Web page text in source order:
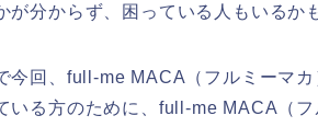
が分からず、困っている人もいるか
今回、full-me MACA（フルミーマ
いる方のために、full-me MACA（